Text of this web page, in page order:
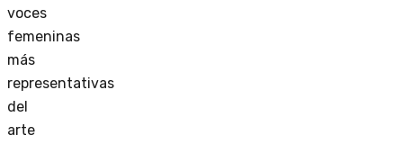
voces
femeninas
más
representativas
del
arte